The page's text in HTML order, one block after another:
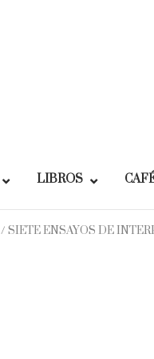
LIBROS
/ SIETE ENSAYOS DE